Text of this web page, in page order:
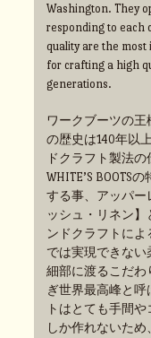
Washington. They
responding to each
quality are the
for crafting a high
generations.
ワークブーツの王
の歴史は140年以
ドクラフト製法
WHITE’S BOOTS
する事、アッパー
ッシュ・リネン
ンドクラフトに
では実現できない
細部に渡るこだわ
ぎ世界最高峰と
トはとても手間
しか作れないため